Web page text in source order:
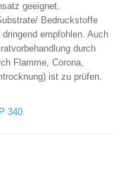
geeignet.
Bedruckstoffe
empfohlen. Auch
durch
Flamme, Corona,
ist zu prüfen.
340